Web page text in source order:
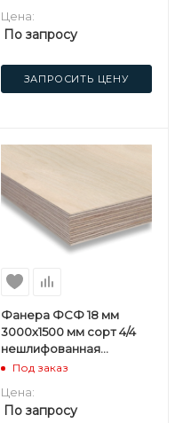
Цена:
По запросу
ЗАПРОСИТЬ ЦЕНУ
Фанера ФСФ 18 мм
3000х1500 мм сорт 4/4
нешлифованная
березовая
Под заказ
Цена:
По запросу